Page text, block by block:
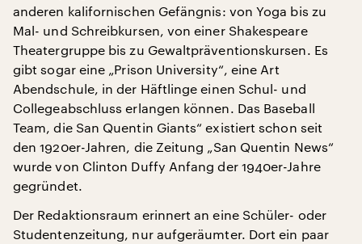
anderen kalifornischen Gefängnis: von Yoga bis zu
Mal- und Schreibkursen, von einer Shakespeare
Theatergruppe bis zu Gewaltpräventionskursen. Es
gibt sogar eine „Prison University“, eine Art
Abendschule, in der Häftlinge einen Schul- und
Collegeabschluss erlangen können. Das Baseball
Team, die San Quentin Giants“ existiert schon seit
den 1920er-Jahren, die Zeitung „San Quentin News“
wurde von Clinton Duffy Anfang der 1940er-Jahre
gegründet.
Der Redaktionsraum erinnert an eine Schüler- oder
Studentenzeitung, nur aufgeräumter. Dort ein paar